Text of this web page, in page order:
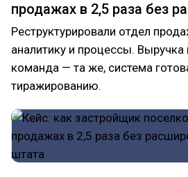
продажах в 2,5 раза без
Реструктурировали отдел
аналитику и процессы.
команда — та же, система
тиражированию.